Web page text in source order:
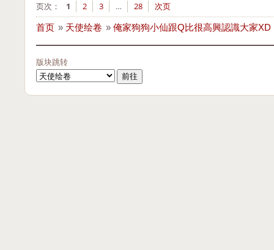
页次：
1 2 3 … 28 次页
首页 » 天使绘卷 » 俺家狗狗小仙跟Q比很高興認識大家XD
版块跳转